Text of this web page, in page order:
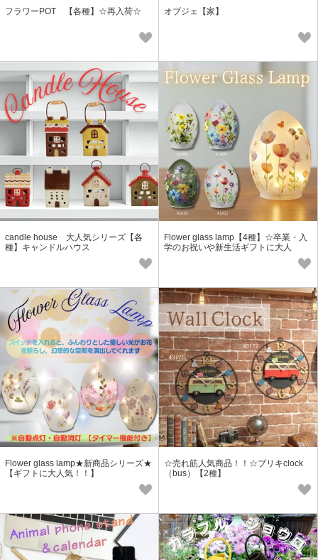
フラワーPOT 【各種】☆再入荷☆ オブジェ【家】
candle house 大人気シリーズ【各
種】キャンドルハウス
Flower glass lamp【4種】☆卒業・入
学のお祝いや新生活ギフトに大人
Flower glass lamp★新商品シリーズ★
【ギフトに大人気！！】
☆売れ筋人気商品！！☆ブリキclock
（bus）【2種】